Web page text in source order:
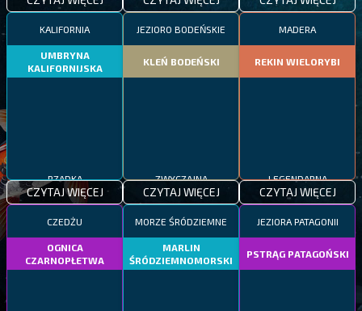
KALIFORNIA
UMBRYNA
KALIFORNIJSKA
RZADKA
CZYTAJ WIĘCEJ
JEZIORO BODEŃSKIE
KLEŃ BODEŃSKI
ZWYCZAJNA
CZYTAJ WIĘCEJ
MADERA
REKIN WIELORYBI
LEGENDARNA
CZYTAJ WIĘCEJ
CZEDŻU
OGNICA
CZARNOPŁETWA
MORZE ŚRÓDZIEMNE
MARLIN
ŚRÓDZIEMNOMORSKI
JEZIORA PATAGONII
PSTRĄG PATAGOŃSKI